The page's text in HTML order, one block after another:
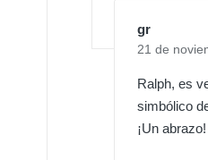
gr
21 de
Ralph, es
simbólico
¡Un abrazo!